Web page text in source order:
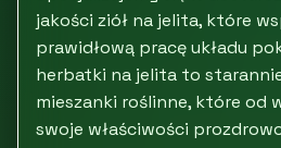
jakości ziół na jelita, które
prawidłową pracę układu
herbatki na jelita to
mieszanki roślinne, które od
swoje właściwości